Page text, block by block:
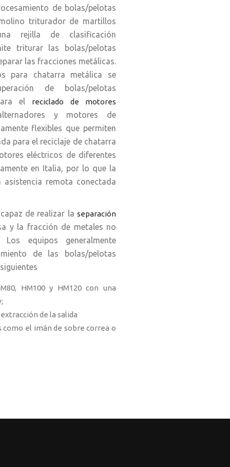
de bolas/pelotas
triturador de martillos
rejilla de clasificación
triturar las bolas/pelotas
las fracciones metálicas.
para chatarra metálica se
de bolas/pelotas
el reciclado de motores
y motores de
flexibles que permiten
para el reciclaje de chatarra
eléctricos de diferentes
en Italia, por lo que la
remota conectada
de realizar la separación
y la fracción de metales no
equipos generalmente
de las bolas/pelotas
HM100 y HM120 con una
de la salida
como el imán de sobre correa o